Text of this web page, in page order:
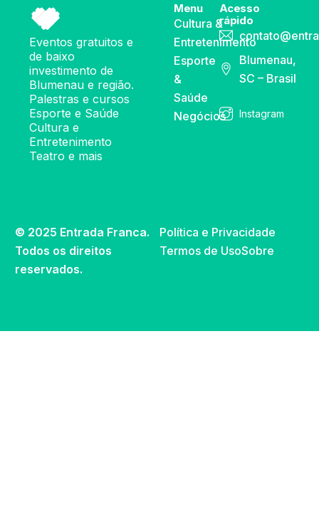
Eventos gratuitos e
de baixo
investimento de
Blumenau e região.
Palestras e cursos
Esporte e Saúde
Cultura e
Entretenimento
Teatro e mais
Menu
Cultura &
Entretenimento
Esporte
&
Saúde
Negócios
Acesso
rápido
Blumenau,
SC – Brasil
Instagram
© 2025 Entrada Franca.
Todos os direitos
reservados.
Política e Privacidade
Termos de UsoSobre